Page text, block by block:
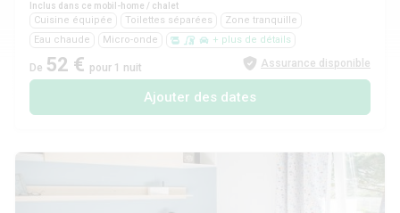
Inclus dans ce mobil-home / chalet
Cuisine équipée Toilettes séparées
Zone tranquille
Eau chaude
Micro-onde + plus de détails
De 52 € pour 1 nuit Assurance disponible
Ajouter des dates